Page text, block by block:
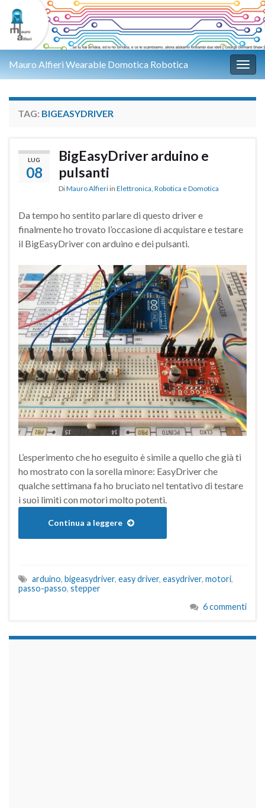
Mauro Alfieri Wearable Domotica Robotica
TAG: BIGEASYDRIVER
LUG
08
BigEasyDriver arduino e
pulsanti
DiMauro Alfieri in Elettronica, Robotica e Domotica
Da tempo ho sentito parlare di questo driver e
finalmente ho trovato l’occasione di acquistare e testare
il BigEasyDriver con arduino e dei pulsanti.
L’esperimento che ho eseguito è simile a quello che già ti
ho mostrato con la sorella minore: EasyDriver che
qualche settimana fa ho bruciato nel tentativo di testare
i suoi limiti con motori molto potenti.
Continua a leggere
arduino, bigeasydriver, easy driver, easydriver, motori,
passo-passo, stepper
6 commenti